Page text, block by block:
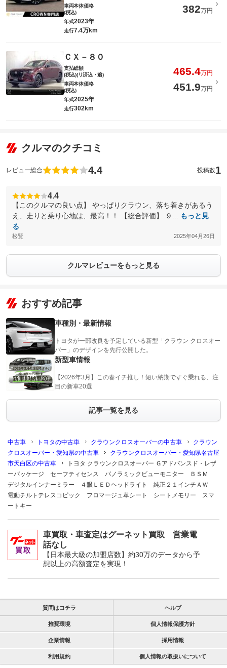
車両本体価格
(税込)
382万円
年式2023年
走行7.4万km
ＣＸ－８０
支払総額
(税込)(リ済込・追)
465.4万円
車両本体価格
(税込)
451.9万円
年式2025年
走行302km
クルマのクチコミ
レビュー総合 4.4 投稿数1
4.4
【このクルマの良い点】 やっぱりクラウン、落ち着きがあるう
え、走りと乗り心地は、最高！！ 【総合評価】 ９...
もっと見
る
松賢 2025年04月26日
クルマレビューをもっと見る
おすすめ記事
車種別・最新情報
トヨタが一部改良を予定している新型「クラウン クロスオー
バー」のデザインを先行公開した。
新型車情報
【2026年3月】この春イチ推し！短い納期ですぐ乗れる、注
目の新車20選
記事一覧を見る
中古車 トヨタの中古車 クラウンクロスオーバーの中古車
クラウン
クロスオーバー・愛知県の中古車
クラウンクロスオーバー・愛知県名古屋
市天白区の中古車
トヨタ クラウンクロスオーバー Ｇアドバンスド・レザ
ーパッケージ セーフティセンス パノラミックビューモニター ＢＳＭ
デジタルインナーミラー ４眼ＬＥＤヘッドライト 純正２１インチＡＷ
電動チルトテレスコピック フロマージュ革シート シートメモリー スマ
ートキー
車買取・車査定はグーネット買取 営業電
話なし
【日本最大級の加盟店数】約30万のデータから予
想以上の高額査定を実現！
質問はコチラ ヘルプ
推奨環境 個人情報保護方針
企業情報 採用情報
利用規約 個人情報の取扱いについて